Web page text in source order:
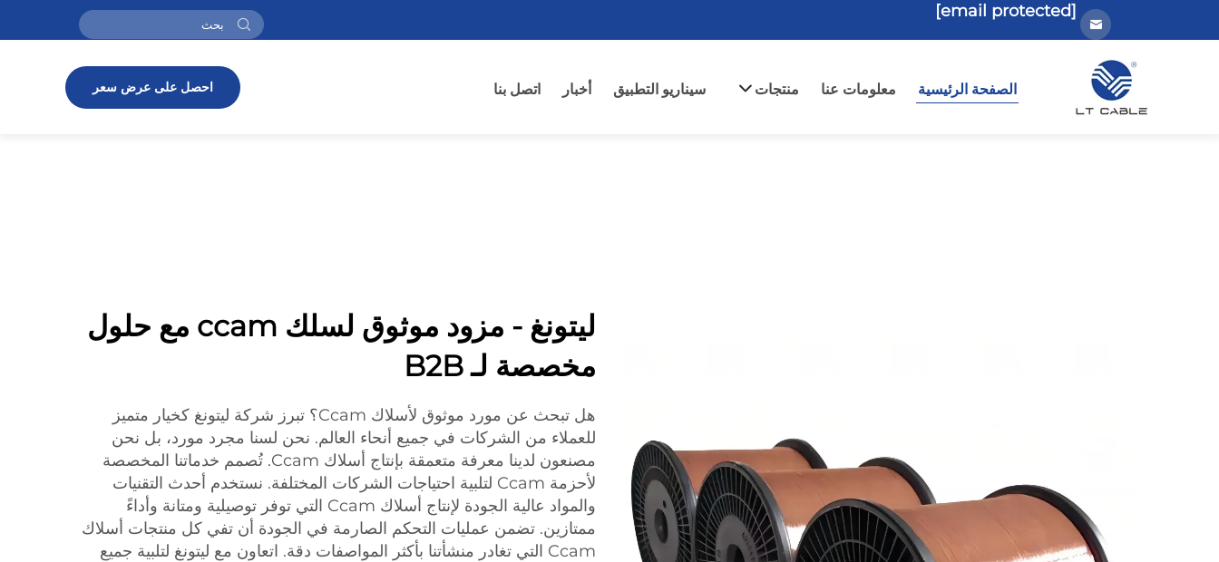
[email protected]
الصفحة الرئيسية معلومات عنا منتجات سيناريو التطبيق أخبار اتصل بنا احصل على عرض سعر
ليتونغ - مزود موثوق لسلك ccam مع حلول
مخصصة لـ B2B
هل تبحث عن مورد موثوق لأسلاك Ccam؟ تبرز شركة ليتونغ كخيار متميز
للعملاء من الشركات في جميع أنحاء العالم. نحن لسنا مجرد مورد، بل نحن
مصنعون لدينا معرفة متعمقة بإنتاج أسلاك Ccam. تُصمم خدماتنا المخصصة
لأحزمة Ccam لتلبية احتياجات الشركات المختلفة. نستخدم أحدث التقنيات
والمواد عالية الجودة لإنتاج أسلاك Ccam التي توفر توصيلية ومتانة وأداءً
ممتازين. تضمن عمليات التحكم الصارمة في الجودة أن تفي كل منتجات أسلاك
Ccam التي تغادر منشأتنا بأكثر المواصفات دقة. اتعاون مع ليتونغ لتلبية جميع